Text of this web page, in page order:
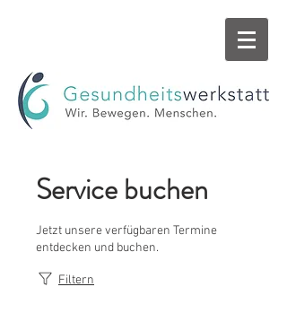
Service buchen
Jetzt unsere verfügbaren Termine
entdecken und buchen.
Filtern